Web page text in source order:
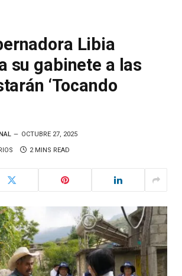
Libia
su gabinete a las
‘Tocando
OCTUBRE 27, 2025
2 MINS READ